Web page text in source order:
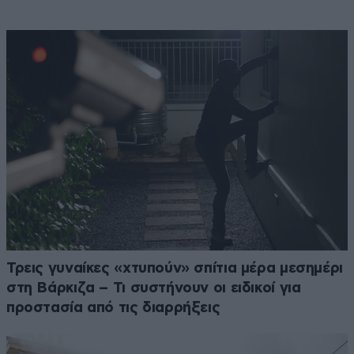
Τρεις γυναίκες «χτυπούν» σπίτια μέρα μεσημέρι
στη Βάρκιζα – Τι συστήνουν οι ειδικοί για
προστασία από τις διαρρήξεις